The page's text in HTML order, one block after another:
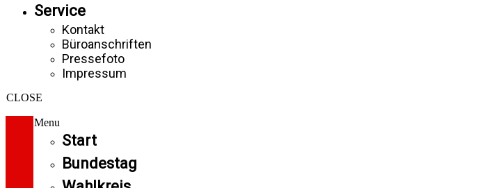
Service
Kontakt
Büroanschriften
Pressefoto
Impressum
CLOSE
Menu
Start
Bundestag